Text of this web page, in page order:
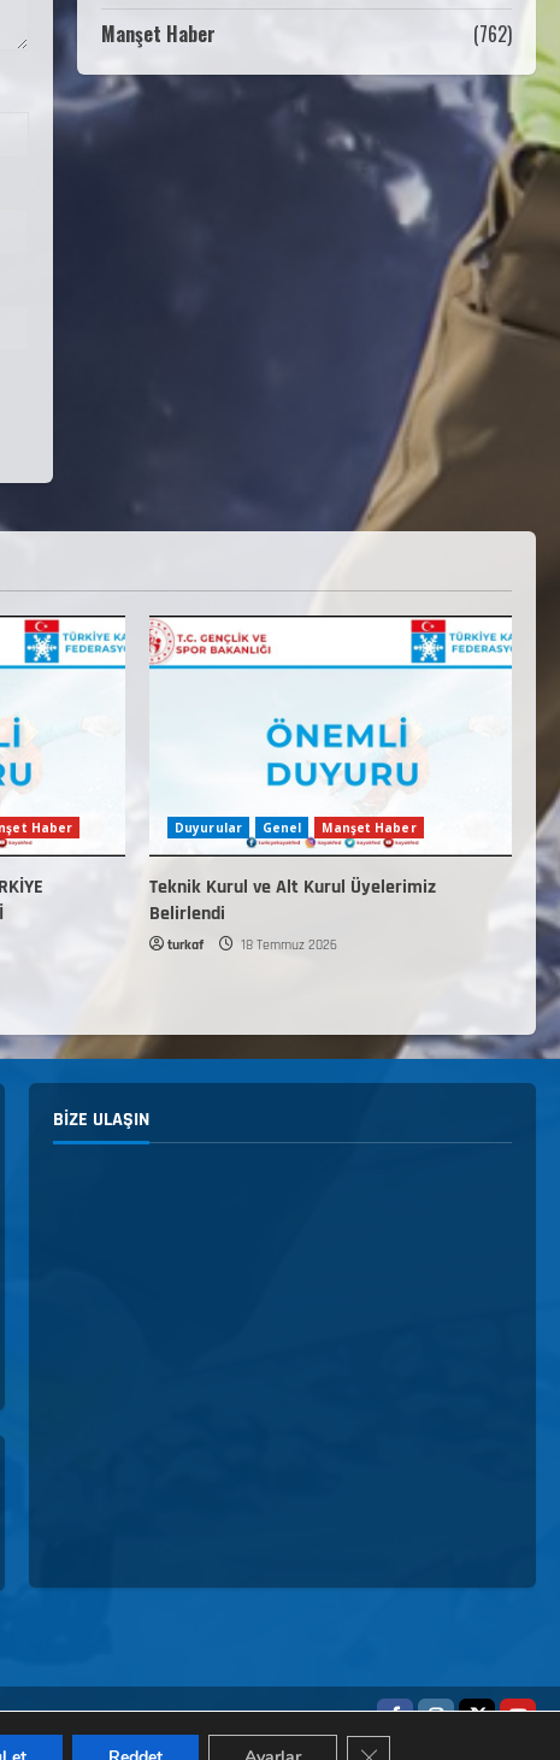
TÜRKİYE ŞAMPİYONASI GÖREVLİ
LİSTESİ
22 Temmuz 2026
Teknik Kurul ve Alt Kurul
Üyelerimiz Belirlendi
KAYAKLI KOŞU VE BİATHLON
3.KADEME ANTRENÖRLÜK KURSU
Manşet Haber
(762)
Haber Duyurular Genel Manşet Haber
Teknik Kurul ve Alt Kurul Üyelerimiz
Belirlendi
turkaf 18 Temmuz 2026
BIZE ULAŞIN
GDPR ÇEREZ ŞERIDINI